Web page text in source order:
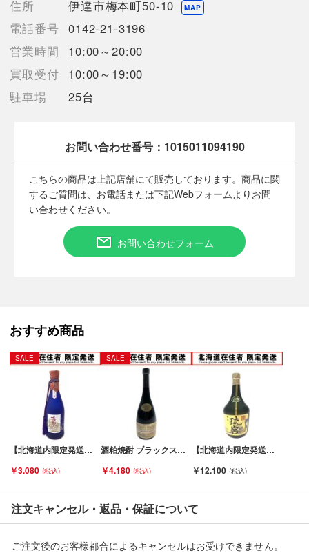
【こちらの商品は在庫連動システムを導入し、店頭や他ネットシ
ョップと併売を行なっておりますが、タイミングによりシステム
の反映が間に合わず欠品となってしまう場合がございます。
売切れの場合は、ご購入をキャンセルさせていただく場合がござ
います。】
物の為、当店にてAランクと判断させていただきました。
ビンに汚れ、あり。
ラベル剥がれ/汚れ、あり。
【こちらの商品は店頭受取が可能です】
【お酒類備考】
ません。
底部に一部沈殿物・浮遊物等が生じる場合もございます。
内容につきましての保証は致しませんので、ご理解の上、ご検討
下さい。
■状態等は画像をご確認・ご参照下さい。
こちらの商品はお客様から買取させていただいた商品であり、
人の手を経た商品です。
購入は「２０歳以上の方」に限らせていただきます。
■弊社からは、ご落札やご購入いただいた全てのお客様に評価を
行なっております。
住所 伊達市梅本町50-10 MAP
電話番号 0142-21-3196
営業時間
10:00～20:00
買取受付
10:00～19:00
駐車場
25台
お問い合わせ番号： 1015011094190
こちらの商品は上記店舗にて販売しております。商品に関
するご質問は、お電話または下記Webフォームよりお問
い合わせください。
お問い合わせフォーム
おすすめ商品
SALE
【北海道内限定発送】 すすきのBLEND 本格焼酎 720ml Sランク 未開栓
￥3,080
SALE
酒粕焼酎 ブラックストーン 10年貯蔵 750ml 41度 Sランク 未開栓
￥4,180
【北海道内限定発送】 石垣島本場泡盛 古酒 琉宮 720ml Sランク 未開栓
￥12,100
注文キャンセル・返品・保証について
ご注文後のお客様都合によるキャンセルはお受けできません。